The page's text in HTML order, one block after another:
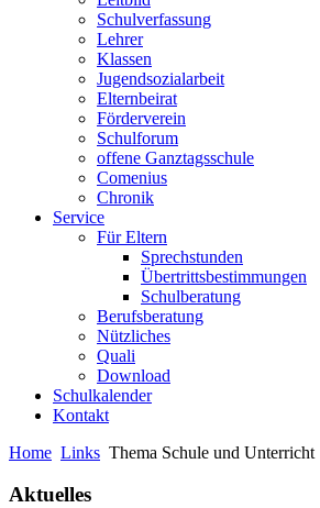
Schulverfassung
Lehrer
Klassen
Jugendsozialarbeit
Elternbeirat
Förderverein
Schulforum
offene Ganztagsschule
Comenius
Chronik
Service
Für Eltern
Sprechstunden
Übertrittsbestimmungen
Schulberatung
Berufsberatung
Nützliches
Quali
Download
Schulkalender
Kontakt
Home Links Thema Schule und Unterricht
Aktuelles